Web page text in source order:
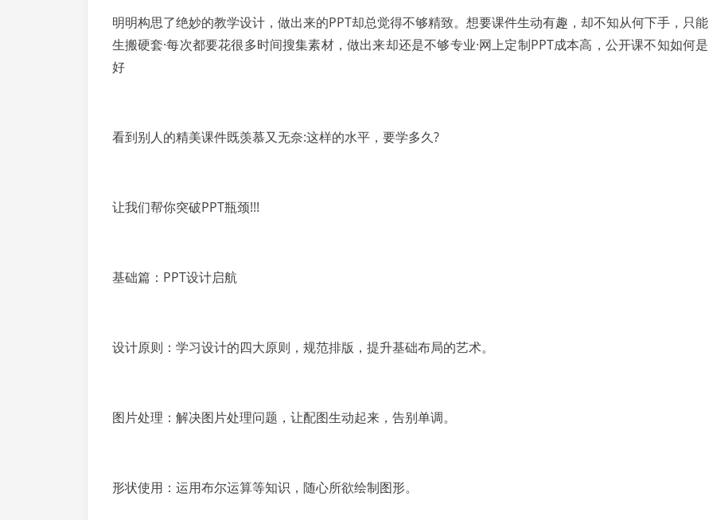
明明构思了绝妙的教学设计，做出来的PPT却总觉得不够精致。想要课件生动有趣，却不知从何下手，只能
生搬硬套·每次都要花很多时间搜集素材，做出来却还是不够专业·网上定制PPT成本高，公开课不知如何是
好
看到别人的精美课件既羡慕又无奈:这样的水平，要学多久?
让我们帮你突破PPT瓶颈!!!
基础篇：PPT设计启航
设计原则：学习设计的四大原则，规范排版，提升基础布局的艺术。
图片处理：解决图片处理问题，让配图生动起来，告别单调。
形状使用：运用布尔运算等知识，随心所欲绘制图形。